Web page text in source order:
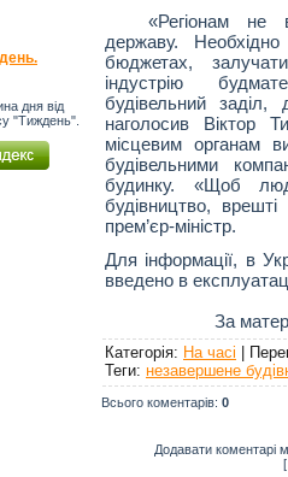
дня від
"Тиждень".
«Регіонам не
державу.
бюджетах,
індустрію
будівельний
наголосив Віктор
місцевим органам
будівельними
будинку. «Щоб
будівництво,
прем’єр-міністр.
Для інформації, в
введено в
За
Категорія: На часі |
Теги: незавершене
Всього коментарів: 0
Додавати коментарі